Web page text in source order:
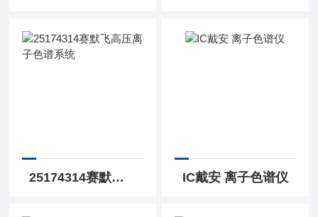
25174314赛默飞高压离子色谱系统 IC戴安 离子色谱仪